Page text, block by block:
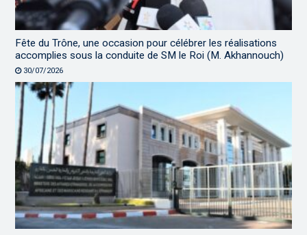
Fête du Trône, une occasion pour célébrer les réalisations
accomplies sous la conduite de SM le Roi (M. Akhannouch)
30/07/2026